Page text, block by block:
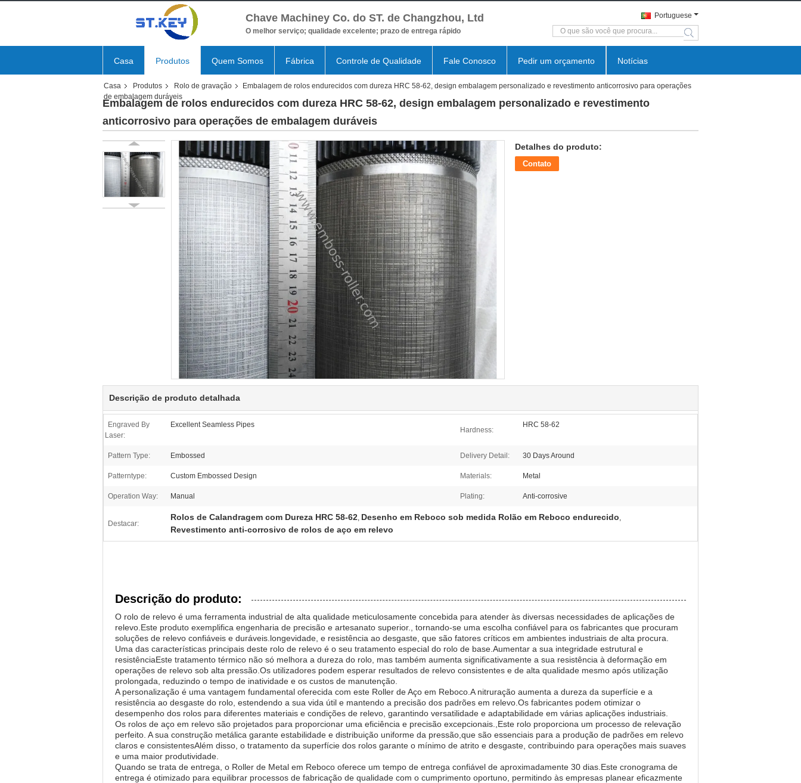
Chave Machiney Co. do ST. de Changzhou, Ltd
O melhor serviço; qualidade excelente; prazo de entrega rápido
Portuguese
search
Casa Produtos Quem Somos Fábrica Controle de Qualidade Fale Conosco Pedir um orçamento Notícias
Casa Produtos Rolo de gravação
Embalagem de rolos endurecidos com dureza HRC 58-62, design embalagem personalizado e revestimento anticorrosivo para operações
de embalagem duráveis
Embalagem de rolos endurecidos com dureza HRC 58-62, design embalagem personalizado e revestimento
anticorrosivo para operações de embalagem duráveis
Detalhes do produto:
Contato
Descrição de produto detalhada
Engraved By
Laser:
Excellent Seamless Pipes
Hardness:
HRC 58-62
Pattern Type: Embossed Delivery Detail: 30 Days Around
Patterntype: Custom Embossed Design Materials: Metal
Operation Way: Manual Plating: Anti-corrosive
Destacar:
Rolos de Calandragem com Dureza HRC 58-62, Desenho em Reboco sob medida Rolão em Reboco endurecido,
Revestimento anti-corrosivo de rolos de aço em relevo
Descrição do produto:
O rolo de relevo é uma ferramenta industrial de alta qualidade meticulosamente concebida para atender às diversas necessidades de aplicações de
relevo.Este produto exemplifica engenharia de precisão e artesanato superior., tornando-se uma escolha confiável para os fabricantes que procuram
soluções de relevo confiáveis e duráveis.longevidade, e resistência ao desgaste, que são fatores críticos em ambientes industriais de alta procura.
Uma das características principais deste rolo de relevo é o seu tratamento especial do rolo de base.Aumentar a sua integridade estrutural e
resistênciaEste tratamento térmico não só melhora a dureza do rolo, mas também aumenta significativamente a sua resistência à deformação em
operações de relevo sob alta pressão.Os utilizadores podem esperar resultados de relevo consistentes e de alta qualidade mesmo após utilização
prolongada, reduzindo o tempo de inatividade e os custos de manutenção.
A personalização é uma vantagem fundamental oferecida com este Roller de Aço em Reboco.A nitruração aumenta a dureza da superfície e a
resistência ao desgaste do rolo, estendendo a sua vida útil e mantendo a precisão dos padrões em relevo.Os fabricantes podem otimizar o
desempenho dos rolos para diferentes materiais e condições de relevo, garantindo versatilidade e adaptabilidade em várias aplicações industriais.
Os rolos de aço em relevo são projetados para proporcionar uma eficiência e precisão excepcionais.,Este rolo proporciona um processo de relevação
perfeito. A sua construção metálica garante estabilidade e distribuição uniforme da pressão,que são essenciais para a produção de padrões em relevo
claros e consistentesAlém disso, o tratamento da superfície dos rolos garante o mínimo de atrito e desgaste, contribuindo para operações mais suaves
e uma maior produtividade.
Quando se trata de entrega, o Roller de Metal em Reboco oferece um tempo de entrega confiável de aproximadamente 30 dias.Este cronograma de
entrega é otimizado para equilibrar processos de fabricação de qualidade com o cumprimento oportuno, permitindo às empresas planear eficazmente